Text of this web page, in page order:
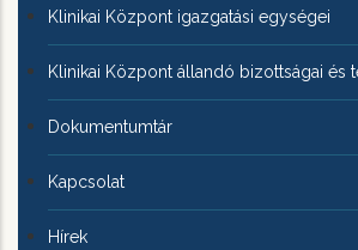
Klinikai Központ igazgatási egységei
Klinikai Központ állandó bizottságai és
Dokumentumtár
Kapcsolat
Hírek